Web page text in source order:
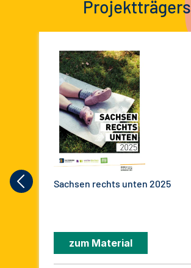
Projektträgers
Sachsen rechts unten 2025
zum Material